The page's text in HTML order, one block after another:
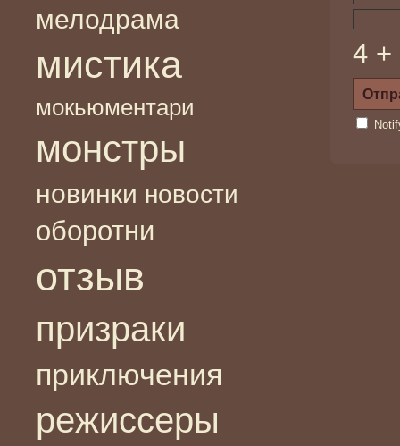
мелодрама
мистика
мокьюментари
монстры
новинки новости
оборотни
отзыв
призраки
приключения
режиссеры
4